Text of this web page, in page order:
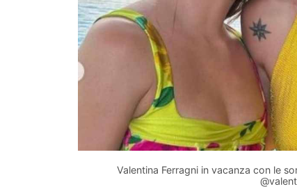
Valentina Ferragni in vacanza con le